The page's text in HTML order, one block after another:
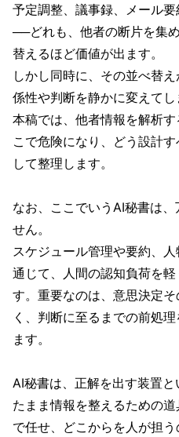
予定調整、議事録、メール
──どれも、他者の断片を集
替えるほど価値が出ます。
しかし同時に、その並べ替
係性や判断を静かに変えてし
本稿では、他者情報を解析
こで危険になり、どう設計
して整理します。
なお、ここでいうAI秘書は
せん。
スケジュール管理や要約、
通じて、人間の認知負荷を
す。重要なのは、意思決定
く、判断に至るまでの前処
ます。
AI秘書は、正解を出す装置
たまま情報を整えるための
で任せ、どこからを人が担